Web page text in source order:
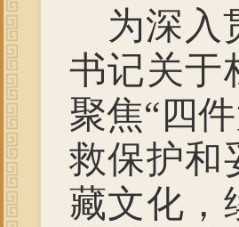
为深入
书记关于
聚焦“四
救保护和
藏文化，